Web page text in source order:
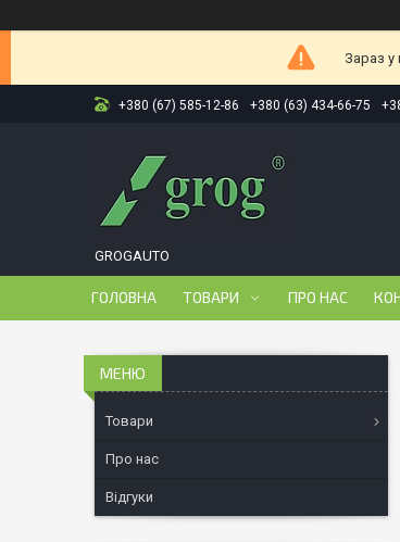
Зараз у
+380 (67) 585-12-86 +380 (63) 434-66-75
GROGAUTO
ГОЛОВНА ТОВАРИ ПРО НАС
Товари
Про нас
Відгуки